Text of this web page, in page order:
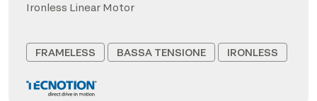
Ironless Linear Motor
FRAMELESS BASSA TENSIONE IRONLESS